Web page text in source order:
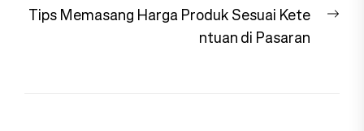
Tips Memasang Harga Produk Sesuai Kete
ntuan di Pasaran